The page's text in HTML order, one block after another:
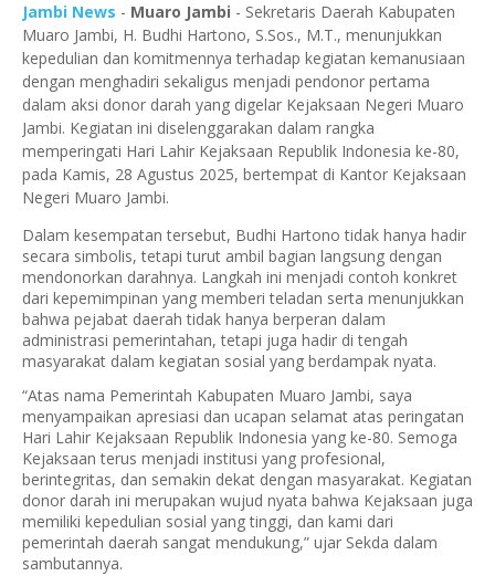
Jambi News - Muaro Jambi - Sekretaris Daerah Kabupaten
Muaro Jambi, H. Budhi Hartono, S.Sos., M.T., menunjukkan
kepedulian dan komitmennya terhadap kegiatan kemanusiaan
dengan menghadiri sekaligus menjadi pendonor pertama
dalam aksi donor darah yang digelar Kejaksaan Negeri Muaro
Jambi. Kegiatan ini diselenggarakan dalam rangka
memperingati Hari Lahir Kejaksaan Republik Indonesia ke-80,
pada Kamis, 28 Agustus 2025, bertempat di Kantor Kejaksaan
Negeri Muaro Jambi.
Dalam kesempatan tersebut, Budhi Hartono tidak hanya hadir
secara simbolis, tetapi turut ambil bagian langsung dengan
mendonorkan darahnya. Langkah ini menjadi contoh konkret
dari kepemimpinan yang memberi teladan serta menunjukkan
bahwa pejabat daerah tidak hanya berperan dalam
administrasi pemerintahan, tetapi juga hadir di tengah
masyarakat dalam kegiatan sosial yang berdampak nyata.
“Atas nama Pemerintah Kabupaten Muaro Jambi, saya
menyampaikan apresiasi dan ucapan selamat atas peringatan
Hari Lahir Kejaksaan Republik Indonesia yang ke-80. Semoga
Kejaksaan terus menjadi institusi yang profesional,
berintegritas, dan semakin dekat dengan masyarakat. Kegiatan
donor darah ini merupakan wujud nyata bahwa Kejaksaan juga
memiliki kepedulian sosial yang tinggi, dan kami dari
pemerintah daerah sangat mendukung,” ujar Sekda dalam
sambutannya.